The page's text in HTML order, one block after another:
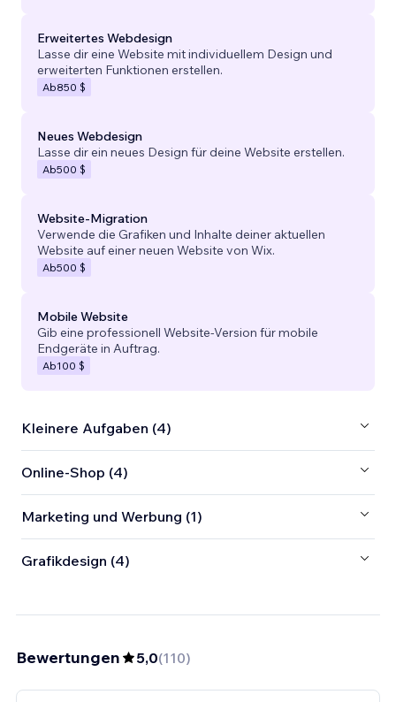
Erweitertes Webdesign
Lasse dir eine Website mit individuellem Design und
erweiterten Funktionen erstellen.
Ab850 $
Neues Webdesign
Lasse dir ein neues Design für deine Website erstellen.
Ab500 $
Website-Migration
Verwende die Grafiken und Inhalte deiner aktuellen
Website auf einer neuen Website von Wix.
Ab500 $
Mobile Website
Gib eine professionell Website-Version für mobile
Endgeräte in Auftrag.
Ab100 $
Kleinere Aufgaben (4)
Online-Shop (4)
Marketing und Werbung (1)
Grafikdesign (4)
Bewertungen 5,0(110)